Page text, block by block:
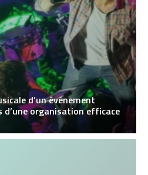
d’un événement
d’une organisation efficace